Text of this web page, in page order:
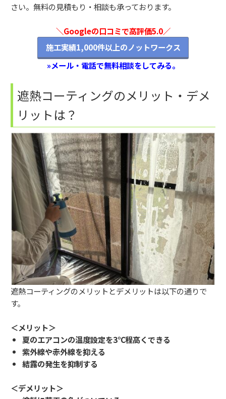
さい。無料の見積もり・相談も承っております。
＼Googleの口コミで高評価5.0／
施工実績1,000件以上のノットワークス
»メール・電話で無料相談をしてみる。
遮熱コーティングのメリット・デメ
リットは？
遮熱コーティングのメリットとデメリットは以下の通りで
す。
＜メリット＞
夏のエアコンの温度設定を3℃程高くできる
紫外線や赤外線を抑える
結露の発生を抑制する
＜デメリット＞